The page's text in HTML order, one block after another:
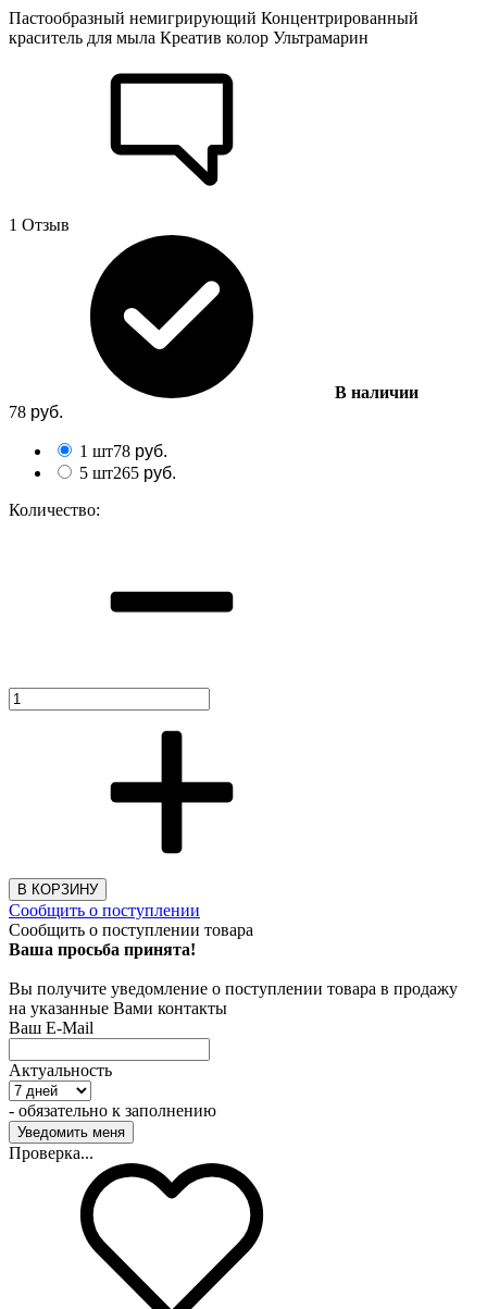
Пастообразный немигрирующий Концентрированный
краситель для мыла Креатив колор Ультрамарин
1 Отзыв
В наличии
78 руб.
1 шт78 руб.
5 шт265 руб.
Количество:
В КОРЗИНУ
Сообщить о поступлении
Сообщить о поступлении товара
Ваша просьба принята!
Вы получите уведомление о поступлении товара в продажу
на указанные Вами контакты
Ваш E-Mail
Актуальность
- обязательно к заполнению
Проверка...